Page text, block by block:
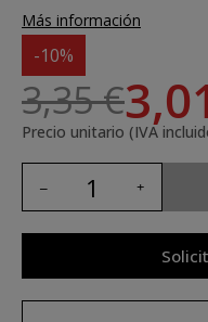
Más información
-10%
3,35 €
Precio unitario (IVA